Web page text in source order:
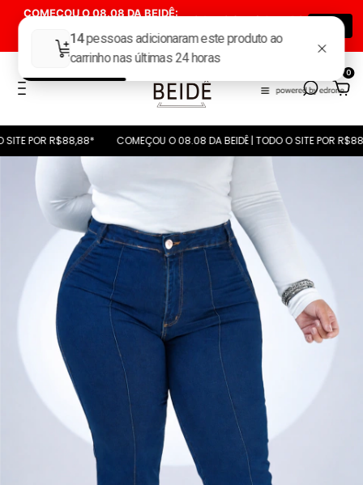
COMEÇOU O 08.08 DA BEIDÊ:
88,88*
01 : 02 : 31 : 39
Min(s)
08.08
0
R$88,88* COMEÇOU O 08.08 DA BEIDÊ | TODO O SITE POR R$88,88*